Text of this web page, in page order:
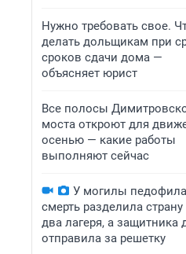
Нужно требовать свое.
делать дольщикам при
сроков сдачи дома —
объясняет юрист
Все полосы
моста откроют для
осенью — какие работы
выполняют сейчас
У могилы
смерть разделила страну
два лагеря, а защитника
отправила за решетку